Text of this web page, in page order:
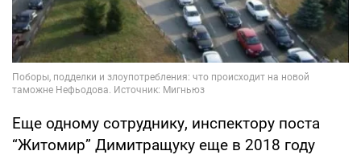
Еще одному сотруднику, инспектору поста
“Житомир” Димитращуку еще в 2018 году